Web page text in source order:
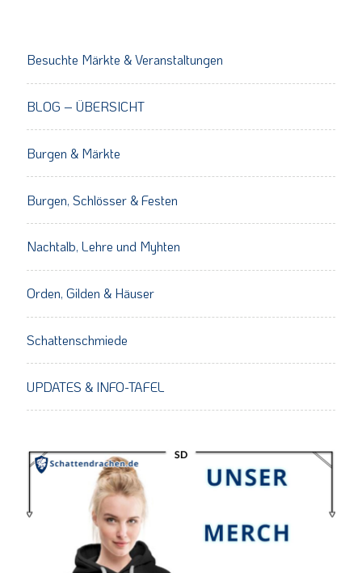
Besuchte Märkte & Veranstaltungen
BLOG – ÜBERSICHT
Burgen & Märkte
Burgen, Schlösser & Festen
Nachtalb, Lehre und Myhten
Orden, Gilden & Häuser
Schattenschmiede
UPDATES & INFO-TAFEL